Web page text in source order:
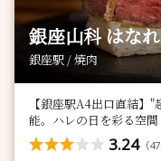
銀座山科 はなれ
銀座駅 / 焼肉
【銀座駅A4出口直結】
能。ハレの日を彩る空間
3.24（47